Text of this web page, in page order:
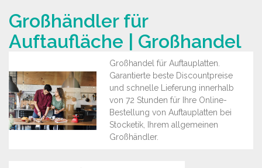
Großhändler für
Auftaufläche | Großhandel
Großhandel für Auftauplatten.
Garantierte beste Discountpreise
und schnelle Lieferung innerhalb
von 72 Stunden für Ihre Online-
Bestellung von Auftauplatten bei
Stocketik, Ihrem allgemeinen
Großhändler.